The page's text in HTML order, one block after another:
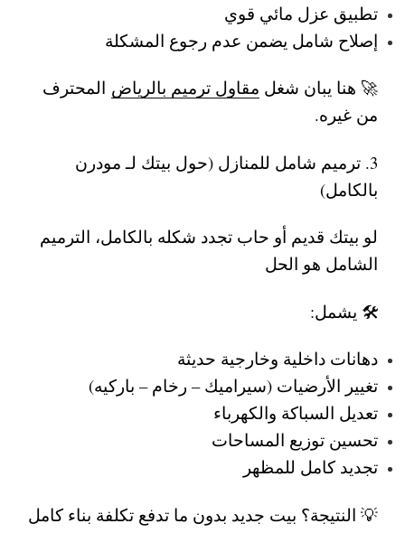
تطبيق عزل مائي قوي
إصلاح شامل يضمن عدم رجوع المشكلة
🚀 هنا يبان شغل مقاول ترميم بالرياض المحترف
من غيره.
3. ترميم شامل للمنازل (حول بيتك لـ مودرن
بالكامل)
لو بيتك قديم أو حاب تجدد شكله بالكامل، الترميم
الشامل هو الحل
🛠️ يشمل:
دهانات داخلية وخارجية حديثة
تغيير الأرضيات (سيراميك – رخام – باركيه)
تعديل السباكة والكهرباء
تحسين توزيع المساحات
تجديد كامل للمظهر
💡 النتيجة؟ بيت جديد بدون ما تدفع تكلفة بناء كامل